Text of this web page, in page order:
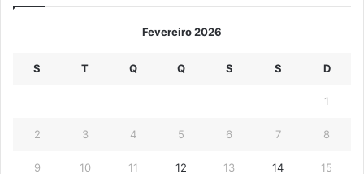
Fevereiro 2026
S T Q Q S S D
1
2 3 4 5 6 7 8
9 10 11 12 13 14 15